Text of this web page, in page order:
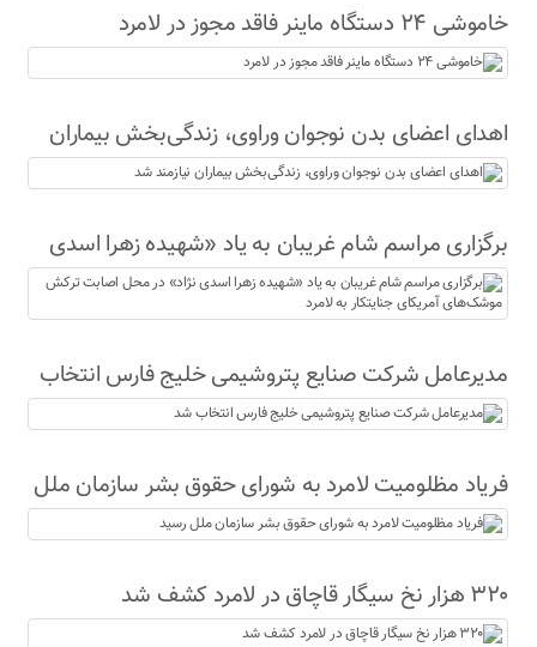
خاموشی ۲۴ دستگاه ماینر فاقد مجوز در لامرد
اهدای اعضای بدن نوجوان وراوی، زندگی‌بخش بیماران
نیازمند شد
برگزاری مراسم شام غریبان به یاد «شهیده زهرا اسدی
نژاد» در محل اصابت ترکش موشک‌های آمریکای
جنایتکار به لامرد
مدیرعامل شرکت صنایع پتروشیمی خلیج فارس انتخاب
شد
فریاد مظلومیت لامرد به شورای حقوق بشر سازمان ملل
رسید
۳۲۰ هزار نخ سیگار قاچاق در لامرد کشف شد